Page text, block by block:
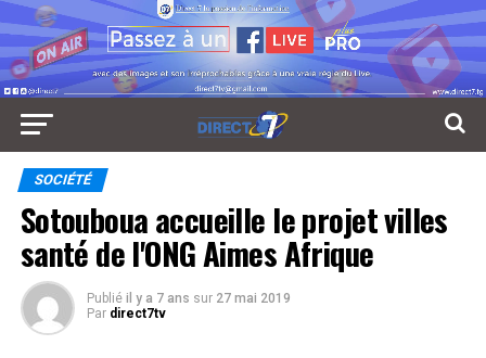
SOCIÉTÉ
Sotouboua accueille le projet villes
santé de l'ONG Aimes Afrique
Publié il y a 7 ans sur 27 mai 2019
Par direct7tv